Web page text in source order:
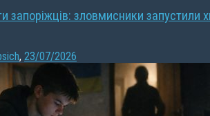
запоріжців: зловмисники запустили
, 23/07/2026